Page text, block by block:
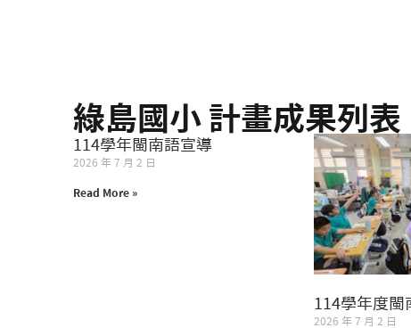
綠島國小 計畫成果列表
114學年閩南語宣導
2026 年 7 月 2 日
Read More »
114學年度閩
2026 年 7 月 2 日